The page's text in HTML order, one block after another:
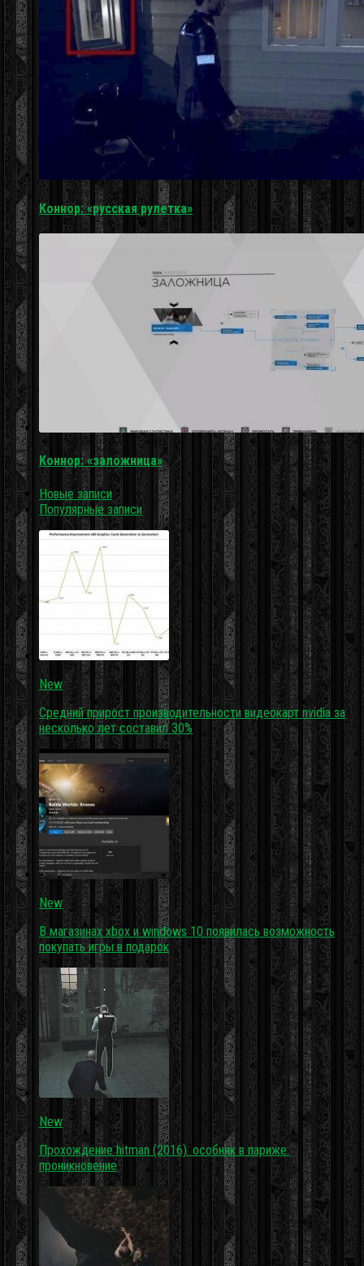
Коннор: «русская рулетка»
Коннор: «заложница»
Новые записи
Популярные записи
New
Средний прирост производительности видеокарт nvidia за
несколько лет составил 30%
New
В магазинах xbox и windows 10 появилась возможность
покупать игры в подарок
New
Прохождение hitman (2016). особняк в париже:
проникновение